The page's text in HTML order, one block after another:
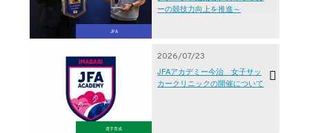
JFA
ーの競技力向上を推進～
選手育成
2026/07/23
JFAアカデミー今治 女子サッ
カークリニックの開催について